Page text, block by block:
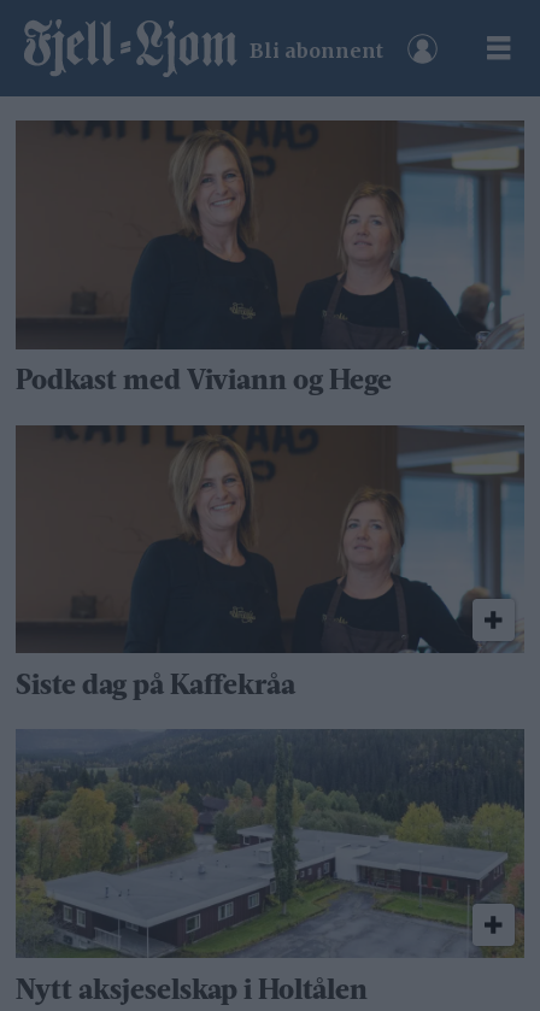
Bli abonnent
Tag:
harper
Podkast med Viviann og Hege
Siste dag på Kaffekråa
Nytt aksjeselskap i Holtålen